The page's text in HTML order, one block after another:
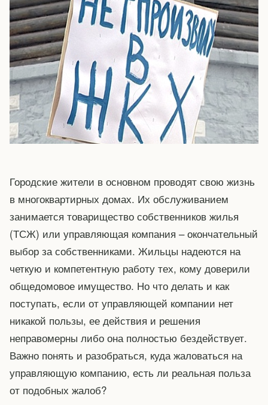
Городские жители в основном проводят свою жизнь
в многоквартирных домах. Их обслуживанием
занимается товарищество собственников жилья
(ТСЖ) или управляющая компания – окончательный
выбор за собственниками. Жильцы надеются на
четкую и компетентную работу тех, кому доверили
общедомовое имущество. Но что делать и как
поступать, если от управляющей компании нет
никакой пользы, ее действия и решения
неправомерны либо она полностью бездействует.
Важно понять и разобраться, куда жаловаться на
управляющую компанию, есть ли реальная польза
от подобных жалоб?